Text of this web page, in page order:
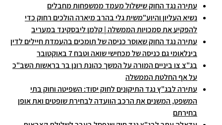
עתירה נגד החוק שישלול מעמד ממשפחות מחבלים
נשיא העליון והיוע"משית גלי בהרב מיארה הולכים רחוק כדי
להפקיע את סמכויות הממשלה | קלמן ליבסקינד במעריב
עתירה נגד החוק שאוסר כניסה של תומכים בהעמדת חיילים לדין
בינלאומי גם כניסה של מכחישי שואה וטבח 7 באוקטובר
בג"צ צו ביניים המורה על המשך כהונת רונן בר בראשות השב"כ
על אף החלטת הממשלה
עתירה לבג"ץ נגד התיקונים לחוק יסוד: השפיטה וחוק בתי
המשפט, המשנים את הרכב הוועדה לבחירת שופטים ואת אופן
בחירתם